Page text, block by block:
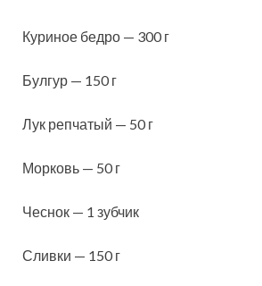
Куриное бедро — 300 г
Булгур — 150 г
Лук репчатый — 50 г
Морковь — 50 г
Чеснок — 1 зубчик
Сливки — 150 г